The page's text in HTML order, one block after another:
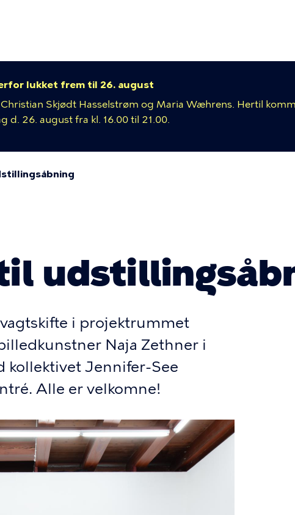
lukket frem til 26. august
Skjødt Hasselstrøm og Maria Wæhrens. Hertil
d. 26. august fra kl. 16.00 til 21.00.
i projektrummet
Naja Zethner i
kollektivet Jennifer-See
Alle er velkomne!